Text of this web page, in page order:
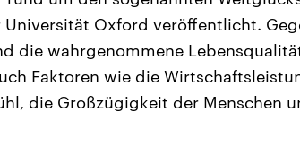
Universität Oxford veröffentlicht.
die wahrgenommene
Faktoren wie die
die Großzügigkeit der Menschen